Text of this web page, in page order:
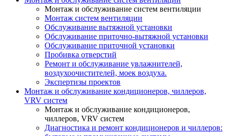
Монтаж и обслуживание систем вентиляции
Монтаж систем вентиляции
Обслуживание вытяжной установки
Обслуживание приточно-вытяжной установки
Обслуживание приточной установки
Пробивка отверстий
Ремонт и обслуживание увлажнителей,
воздухоочистителей, моек воздуха.
Экспертизы проектов
Монтаж и обслуживание кондиционеров, чиллеров,
VRV систем
Монтаж и обслуживание кондиционеров,
чиллеров, VRV систем
Диагностика и ремонт кондиционеров и чиллеров: